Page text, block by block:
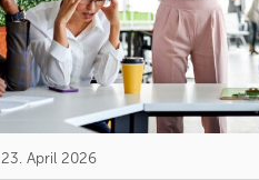
23. April 2026